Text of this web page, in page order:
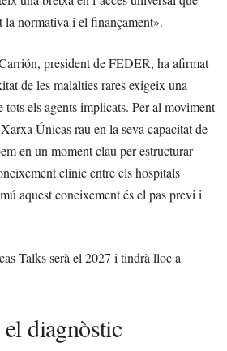
normativa i el finançament».
president de FEDER, ha afirmat
de les malalties rares exigeix una
tots els agents implicats. Per al moviment
Únicas rau en la seva capacitat de
en un moment clau per estructurar
clínic entre els hospitals
aquest coneixement és el pas previ i
Talks serà el 2027 i tindrà lloc a
diagnòstic